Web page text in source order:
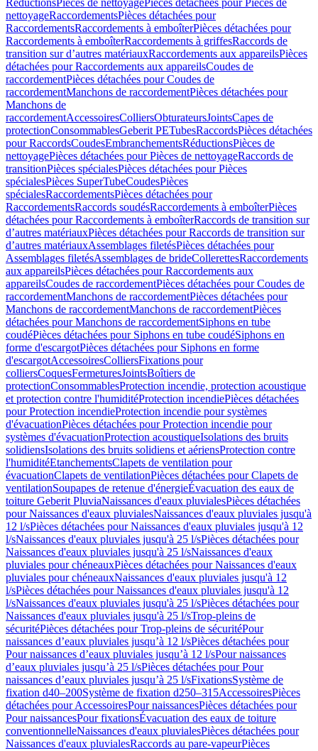
RéductionsPièces de nettoyagePièces détachées pour Pièces de
nettoyageRaccordementsPièces détachées pour
RaccordementsRaccordements à emboîterPièces détachées pour
Raccordements à emboîterRaccordements à griffesRaccords de
transition sur d’autres matériauxRaccordements aux appareilsPièces
détachées pour Raccordements aux appareilsCoudes de
raccordementPièces détachées pour Coudes de
raccordementManchons de raccordementPièces détachées pour
Manchons de
raccordementAccessoiresColliersObturateursJointsCapes de
protectionConsommablesGeberit PETubesRaccordsPièces détachées
pour RaccordsCoudesEmbranchementsRéductionsPièces de
nettoyagePièces détachées pour Pièces de nettoyageRaccords de
transitionPièces spécialesPièces détachées pour Pièces
spécialesPièces SuperTubeCoudesPièces
spécialesRaccordementsPièces détachées pour
RaccordementsRaccords soudésRaccordements à emboîterPièces
détachées pour Raccordements à emboîterRaccords de transition sur
d’autres matériauxPièces détachées pour Raccords de transition sur
d’autres matériauxAssemblages filetésPièces détachées pour
Assemblages filetésAssemblages de brideCollerettesRaccordements
aux appareilsPièces détachées pour Raccordements aux
appareilsCoudes de raccordementPièces détachées pour Coudes de
raccordementManchons de raccordementPièces détachées pour
Manchons de raccordementManchons de raccordementPièces
détachées pour Manchons de raccordementSiphons en tube
coudéPièces détachées pour Siphons en tube coudéSiphons en
forme d'escargotPièces détachées pour Siphons en forme
d'escargotAccessoiresColliersFixations pour
colliersCoquesFermeturesJointsBoîtiers de
protectionConsommablesProtection incendie, protection acoustique
et protection contre l'humiditéProtection incendiePièces détachées
pour Protection incendieProtection incendie pour systèmes
d'évacuationPièces détachées pour Protection incendie pour
systèmes d'évacuationProtection acoustiqueIsolations des bruits
solidiensIsolations des bruits solidiens et aériensProtection contre
l'humiditéEtanchementsClapets de ventilation pour
évacuationClapets de ventilationPièces détachées pour Clapets de
ventilationSoupapes de retenue d'énergieÉvacuation des eaux de
toiture Geberit PluviaNaissances d'eaux pluvialesPièces détachées
pour Naissances d'eaux pluvialesNaissances d'eaux pluviales jusqu'à
12 l/sPièces détachées pour Naissances d'eaux pluviales jusqu'à 12
l/sNaissances d'eaux pluviales jusqu'à 25 l/sPièces détachées pour
Naissances d'eaux pluviales jusqu'à 25 l/sNaissances d'eaux
pluviales pour chéneauxPièces détachées pour Naissances d'eaux
pluviales pour chéneauxNaissances d'eaux pluviales jusqu'à 12
l/sPièces détachées pour Naissances d'eaux pluviales jusqu'à 12
l/sNaissances d'eaux pluviales jusqu'à 25 l/sPièces détachées pour
Naissances d'eaux pluviales jusqu'à 25 l/sTrop-pleins de
sécuritéPièces détachées pour Trop-pleins de sécuritéPour
naissances d’eaux pluviales jusqu’à 12 l/sPièces détachées pour
Pour naissances d’eaux pluviales jusqu’à 12 l/sPour naissances
d’eaux pluviales jusqu’à 25 l/sPièces détachées pour Pour
naissances d’eaux pluviales jusqu’à 25 l/sFixationsSystème de
fixation d40–200Système de fixation d250–315AccessoiresPièces
détachées pour AccessoiresPour naissancesPièces détachées pour
Pour naissancesPour fixationsÉvacuation des eaux de toiture
conventionnelleNaissances d'eaux pluvialesPièces détachées pour
Naissances d'eaux pluvialesRaccords au pare-vapeurPièces